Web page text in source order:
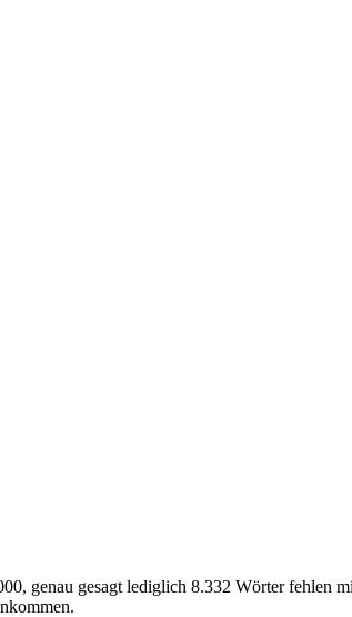
genau gesagt lediglich 8.332 Wörter fehlen